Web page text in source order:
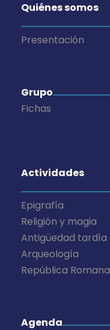
e
E
e
t
o
s
Quiénes somos
Presentación
Grupo
Fichas
Actividades
Epigrafía
Religión y magia
Antigüedad tardía
Arqueología
República Romana
Agenda